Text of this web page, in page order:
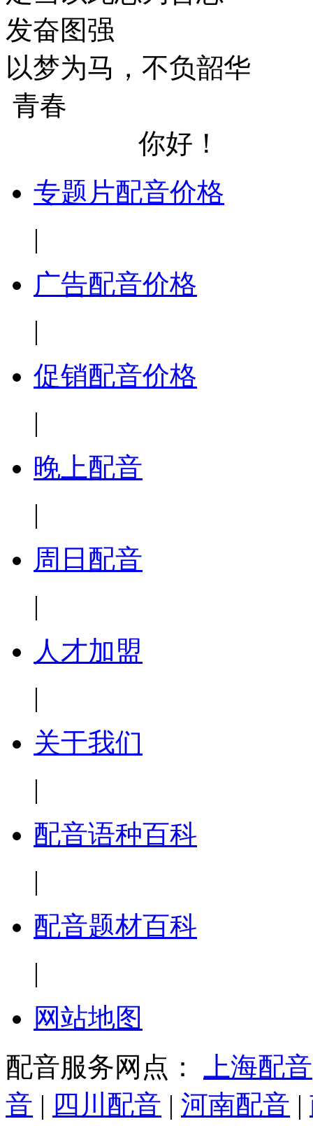
发奋图强
以梦为马，不负韶华
青春
你好！
专题片配音价格
|
广告配音价格
|
促销配音价格
|
晚上配音
|
周日配音
|
人才加盟
|
关于我们
|
配音语种百科
|
配音题材百科
|
网站地图
配音服务网点：
上海配音
音 | 四川配音 | 河南配音 |